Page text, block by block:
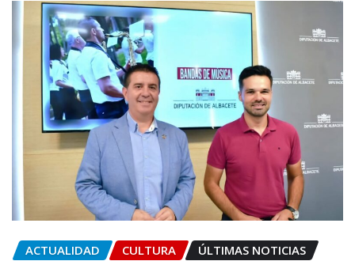
ACTUALIDAD CULTURA ÚLTIMAS NOTICIAS